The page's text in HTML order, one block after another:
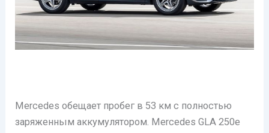
Mercedes обещает пробег в 53 км с полностью
заряженным аккумулятором. Mercedes GLA 250e